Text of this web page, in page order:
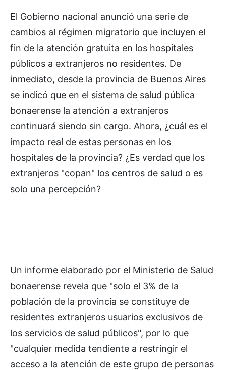
El Gobierno nacional anunció una serie de
cambios al régimen migratorio que incluyen el
fin de la atención gratuita en los hospitales
públicos a extranjeros no residentes. De
inmediato, desde la provincia de Buenos Aires
se indicó que en el sistema de salud pública
bonaerense la atención a extranjeros
continuará siendo sin cargo. Ahora, ¿cuál es el
impacto real de estas personas en los
hospitales de la provincia? ¿Es verdad que los
extranjeros "copan" los centros de salud o es
solo una percepción?
Un informe elaborado por el Ministerio de Salud
bonaerense revela que "solo el 3% de la
población de la provincia se constituye de
residentes extranjeros usuarios exclusivos de
los servicios de salud públicos", por lo que
"cualquier medida tendiente a restringir el
acceso a la atención de este grupo de personas